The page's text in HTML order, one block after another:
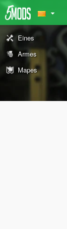
Eines
Armes
Mapes